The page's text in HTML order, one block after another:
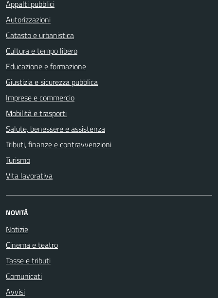
Appalti pubblici
Autorizzazioni
Catasto e urbanistica
Cultura e tempo libero
Educazione e formazione
Giustizia e sicurezza pubblica
Imprese e commercio
Mobilità e trasporti
Salute, benessere e assistenza
Tributi, finanze e contravvenzioni
Turismo
Vita lavorativa
NOVITÀ
Notizie
Cinema e teatro
Tasse e tributi
Comunicati
Avvisi